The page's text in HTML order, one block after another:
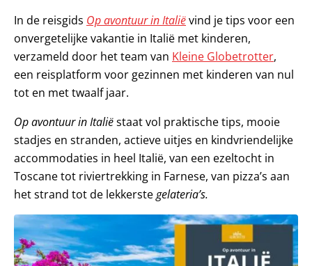
In de reisgids Op avontuur in Italiëvind je tips voor een
onvergetelijke vakantie in Italië met kinderen,
verzameld door het team van Kleine Globetrotter,
een reisplatform voor gezinnen met kinderen van nul
tot en met twaalf jaar.
Op avontuur in Italiëstaat vol praktische tips, mooie
stadjes en stranden, actieve uitjes en kindvriendelijke
accommodaties in heel Italië, van een ezeltocht in
Toscane tot riviertrekking in Farnese, van pizza’s aan
het strand tot de lekkerstegelateria’s.